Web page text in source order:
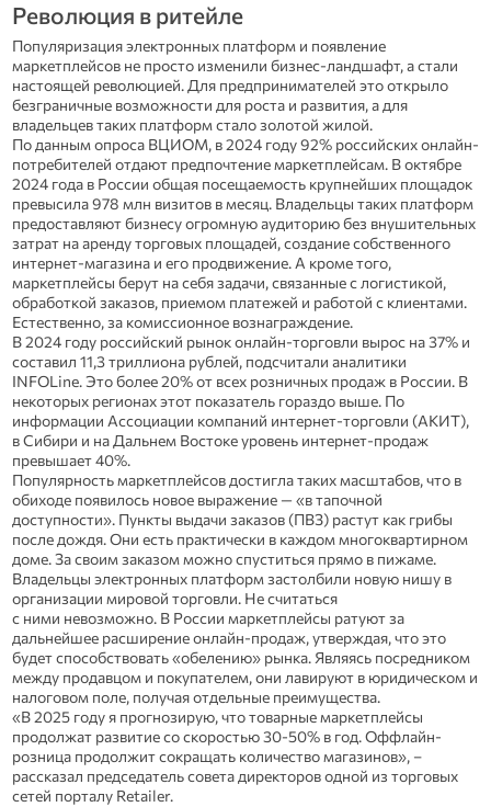
Революция в ритейле
Популяризация электронных платформ и появление
маркетплейсов не просто изменили бизнес-ландшафт, а стали
настоящей революцией. Для предпринимателей это открыло
безграничные возможности для роста и развития, а для
владельцев таких платформ стало золотой жилой.
По данным опроса ВЦИОМ, в 2024 году 92% российских онлайн-
потребителей отдают предпочтение маркетплейсам. В октябре
2024 года в России общая посещаемость крупнейших площадок
превысила 978 млн визитов в месяц. Владельцы таких платформ
предоставляют бизнесу огромную аудиторию без внушительных
затрат на аренду торговых площадей, создание собственного
интернет-магазина и его продвижение. А кроме того,
маркетплейсы берут на себя задачи, связанные с логистикой,
обработкой заказов, приемом платежей и работой с клиентами.
Естественно, за комиссионное вознаграждение.
В 2024 году российский рынок онлайн-торговли вырос на 37% и
составил 11,3 триллиона рублей, подсчитали аналитики
INFOLine. Это более 20% от всех розничных продаж в России. В
некоторых регионах этот показатель гораздо выше. По
информации Ассоциации компаний интернет-торговли (АКИТ),
в Сибири и на Дальнем Востоке уровень интернет-продаж
превышает 40%.
Популярность маркетплейсов достигла таких масштабов, что в
обиходе появилось новое выражение — «в тапочной
доступности». Пункты выдачи заказов (ПВЗ) растут как грибы
после дождя. Они есть практически в каждом многоквартирном
доме. За своим заказом можно спуститься прямо в пижаме.
Владельцы электронных платформ застолбили новую нишу в
организации мировой торговли. Не считаться
с ними невозможно. В России маркетплейсы ратуют за
дальнейшее расширение онлайн-продаж, утверждая, что это
будет способствовать «обелению» рынка. Являясь посредником
между продавцом и покупателем, они лавируют в юридическом и
налоговом поле, получая отдельные преимущества.
«В 2025 году я прогнозирую, что товарные маркетплейсы
продолжат развитие со скоростью 30-50% в год. Оффлайн-
розница продолжит сокращать количество магазинов», –
рассказал председатель совета директоров одной из торговых
сетей порталу Retailer.